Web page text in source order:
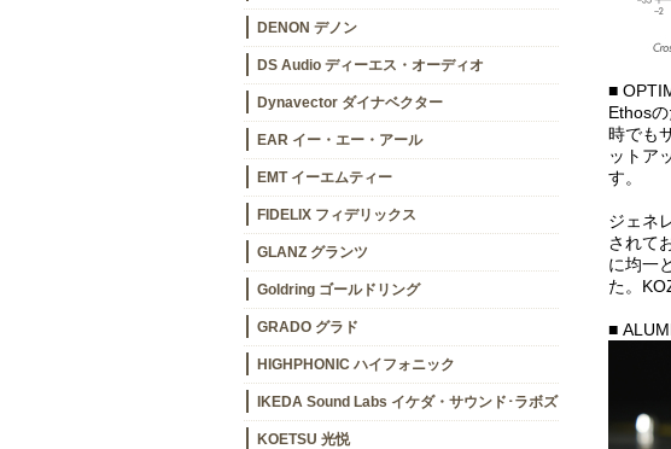
DENON デノン
DS Audio ディーエス・オーディオ
Dynavector ダイナベクター
EAR イー・エー・アール
EMT イーエムティー
FIDELIX フィデリックス
GLANZ グランツ
Goldring ゴールドリング
GRADO グラド
HIGHPHONIC ハイフォニック
IKEDA Sound Labs イケダ・サウンド･ラボズ
KOETSU 光悦
■
Ethos
時でも
ットア
す。
ジェネ
されて
に均一
た。
■